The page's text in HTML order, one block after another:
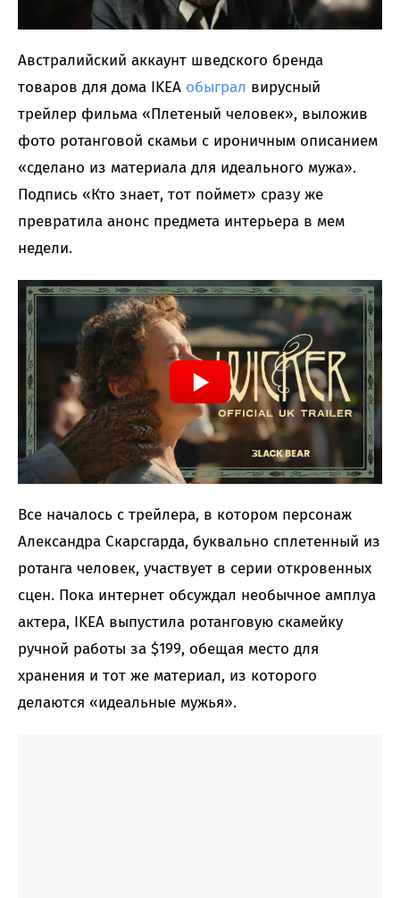
Австралийский аккаунт шведского бренда
товаров для дома IKEA обыграл вирусный
трейлер фильма «Плетеный человек», выложив
фото ротанговой скамьи с ироничным описанием
«сделано из материала для идеального мужа».
Подпись «Кто знает, тот поймет» сразу же
превратила анонс предмета интерьера в мем
недели.
Все началось с трейлера, в котором персонаж
Александра Скарсгарда, буквально сплетенный из
ротанга человек, участвует в серии откровенных
сцен. Пока интернет обсуждал необычное амплуа
актера, IKEA выпустила ротанговую скамейку
ручной работы за $199, обещая место для
хранения и тот же материал, из которого
делаются «идеальные мужья».